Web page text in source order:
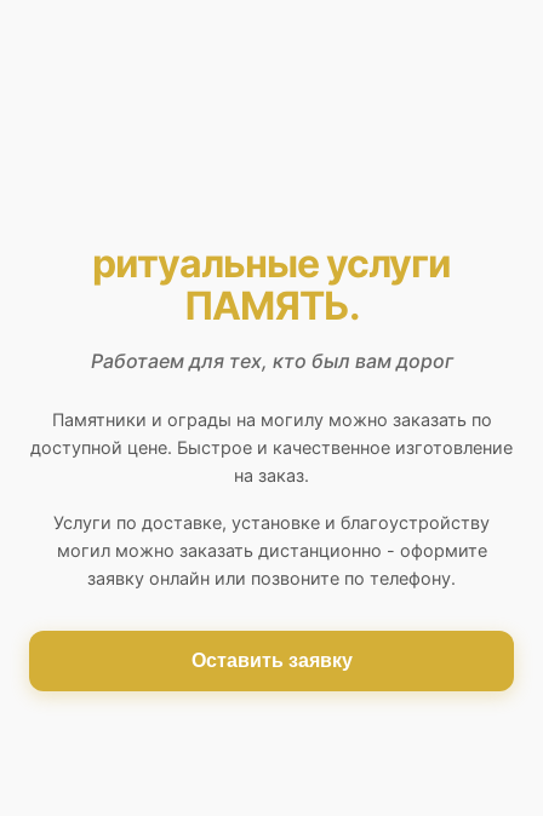
ритуальные услуги
ПАМЯТЬ.
Работаем для тех, кто был вам дорог
Памятники и ограды на могилу можно заказать по
доступной цене. Быстрое и качественное изготовление
на заказ.
Услуги по доставке, установке и благоустройству
могил можно заказать дистанционно - оформите
заявку онлайн или позвоните по телефону.
Оставить заявку